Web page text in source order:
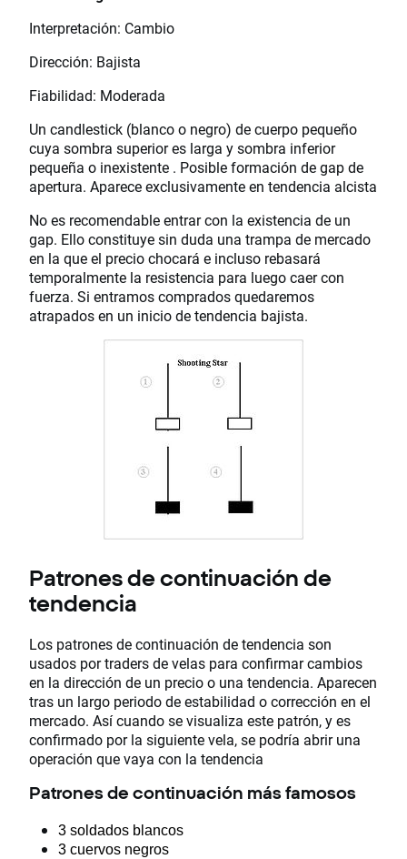
Interpretación: Cambio
Dirección: Bajista
Fiabilidad: Moderada
Un candlestick (blanco o negro) de cuerpo pequeño
cuya sombra superior es larga y sombra inferior
pequeña o inexistente . Posible formación de gap de
apertura. Aparece exclusivamente en tendencia alcista
No es recomendable entrar con la existencia de un
gap. Ello constituye sin duda una trampa de mercado
en la que el precio chocará e incluso rebasará
temporalmente la resistencia para luego caer con
fuerza. Si entramos comprados quedaremos
atrapados en un inicio de tendencia bajista.
Patrones de continuación de
tendencia
Los patrones de continuación de tendencia son
usados por traders de velas para confirmar cambios
en la dirección de un precio o una tendencia. Aparecen
tras un largo periodo de estabilidad o corrección en el
mercado. Así cuando se visualiza este patrón, y es
confirmado por la siguiente vela, se podría abrir una
operación que vaya con la tendencia
Patrones de continuación más famosos
3 soldados blancos
3 cuervos negros